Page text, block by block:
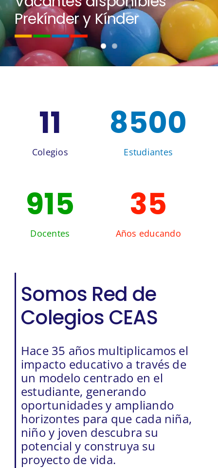
Prekínder y Kínder
11
Colegios
8500
Estudiantes
915
Docentes
35
Años educando
Somos Red de
Colegios CEAS
Hace 35 años multiplicamos el
impacto educativo a través de
un modelo centrado en el
estudiante, generando
oportunidades y ampliando
horizontes para que cada niña,
niño y joven descubra su
potencial y construya su
proyecto de vida.